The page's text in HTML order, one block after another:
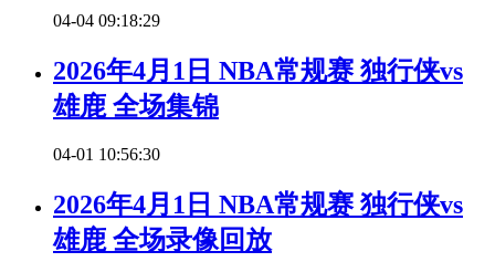
04-04 09:18:29
2026年4月1日 NBA常规赛 独行侠vs
雄鹿 全场集锦
04-01 10:56:30
2026年4月1日 NBA常规赛 独行侠vs
雄鹿 全场录像回放